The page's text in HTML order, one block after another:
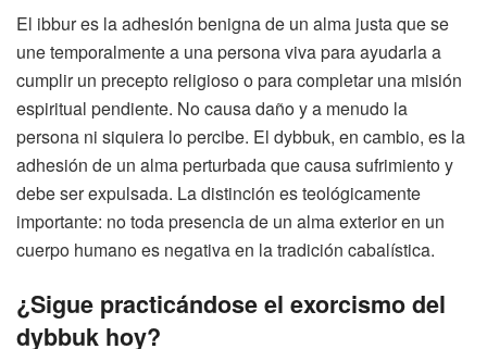
El ibbur es la adhesión benigna de un alma justa que se
une temporalmente a una persona viva para ayudarla a
cumplir un precepto religioso o para completar una misión
espiritual pendiente. No causa daño y a menudo la
persona ni siquiera lo percibe. El dybbuk, en cambio, es la
adhesión de un alma perturbada que causa sufrimiento y
debe ser expulsada. La distinción es teológicamente
importante: no toda presencia de un alma exterior en un
cuerpo humano es negativa en la tradición cabalística.
¿Sigue practicándose el exorcismo del
dybbuk hoy?